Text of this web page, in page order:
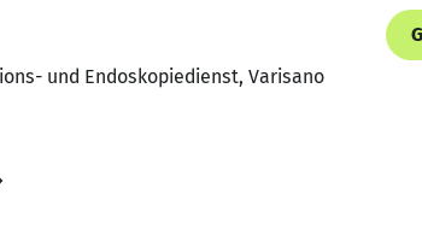
und Endoskopiedienst, Varisano